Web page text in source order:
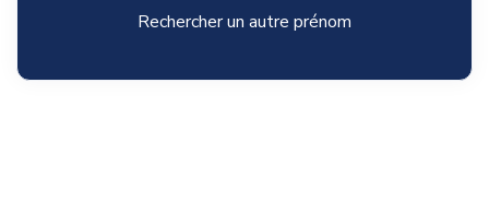
Rechercher un autre prénom